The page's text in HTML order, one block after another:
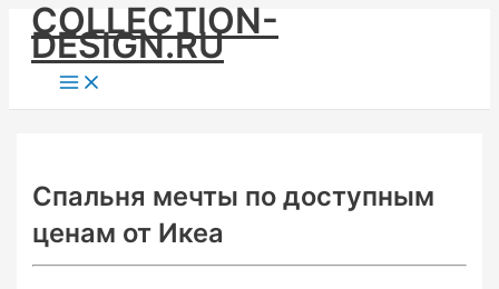
Skip
content
COLLECTION-
DESIGN.RU
Main
Menu
Спальня мечты по доступным
ценам от Икеа